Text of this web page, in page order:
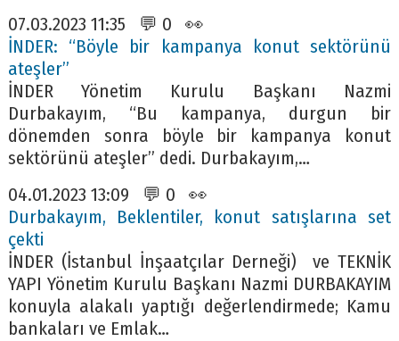
07.03.2023 11:35 💬 0 👀
İNDER: “Böyle bir kampanya konut sektörünü
ateşler”
İNDER Yönetim Kurulu Başkanı Nazmi
Durbakayım, “Bu kampanya, durgun bir
dönemden sonra böyle bir kampanya konut
sektörünü ateşler” dedi. Durbakayım,…
04.01.2023 13:09 💬 0 👀
Durbakayım, Beklentiler, konut satışlarına set
çekti
İNDER (İstanbul İnşaatçılar Derneği) ve TEKNİK
YAPI Yönetim Kurulu Başkanı Nazmi DURBAKAYIM
konuyla alakalı yaptığı değerlendirmede; Kamu
bankaları ve Emlak…